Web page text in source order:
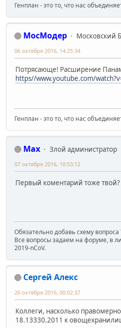
Генплан - это то, что нас
МосМодер Московский
06 октября 2016, 14:25:34
Потрясающе! Расширение
https//www.youtube.com/
Генплан - это то, что нас
Max
Злой администратор
07 октября 2016, 10:53:12
Первый коментарий тоже
Обязательно добавь схему вопроса
Все вопросы задаем на форуме, в
2019-nCoV.
Сергей Алекс
26 октября 2016, 00:02:37
Коллеги, насколько
18.13330.2011 к